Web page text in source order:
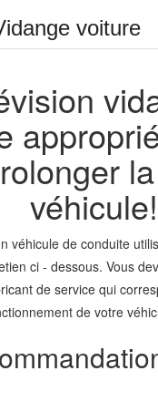
voiture
véhicule!
véhicule de conduite
ci - dessous. Vous
de service qui
de votre